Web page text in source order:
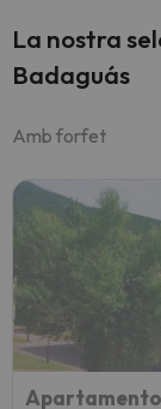
La nostra
Badaguás
Amb forfet